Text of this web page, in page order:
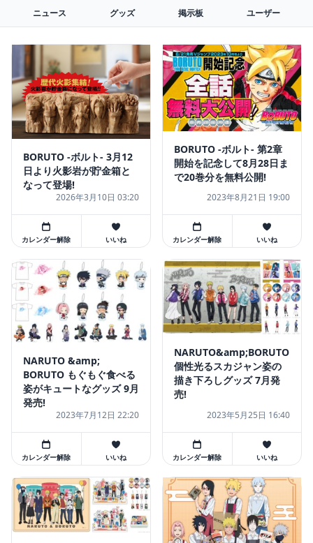
ニュース グッズ 掲示板 ユーザー
BORUTO -ボルト- 3月12
日より火影岩が貯金箱と
なって登場!
2026年3月10日 03:20
カレンダー解除 いいね
BORUTO -ボルト- 第2章
開始を記念して8月28日ま
で20巻分を無料公開!
2023年8月21日 19:00
カレンダー解除 いいね
NARUTO &amp;
BORUTO もぐもぐ食べる
姿がキュートなグッズ 9月
発売!
2023年7月12日 22:20
カレンダー解除 いいね
NARUTO&amp;BORUTO
個性光るスカジャン姿の
描き下ろしグッズ 7月発
売!
2023年5月25日 16:40
カレンダー解除 いいね